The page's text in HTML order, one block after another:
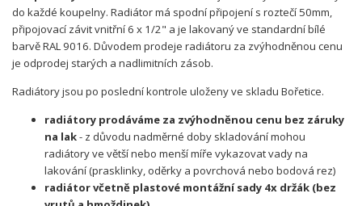
do každé koupelny. Radiátor má spodní připojení s roztečí 50mm,
připojovací závit vnitřní 6 x 1/2" a je lakovaný ve standardní bílé
barvě RAL 9016. Důvodem prodeje radiátoru za zvýhodněnou cenu
je odprodej starých a nadlimitních zásob.
Radiátory jsou po poslední kontrole uloženy ve skladu Bořetice.
radiátory prodáváme za zvýhodněnou cenu bez záruky
na lak- z důvodu nadměrné doby skladování mohou
radiátory ve větší nebo menší míře vykazovat vady na
lakování (prasklinky, oděrky a povrchová nebo bodová rez)
radiátor včetně plastové montážní sady 4x držák (bez